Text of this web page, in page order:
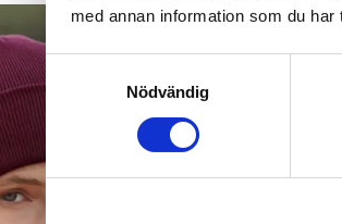
med annan information som du
Nödvändig